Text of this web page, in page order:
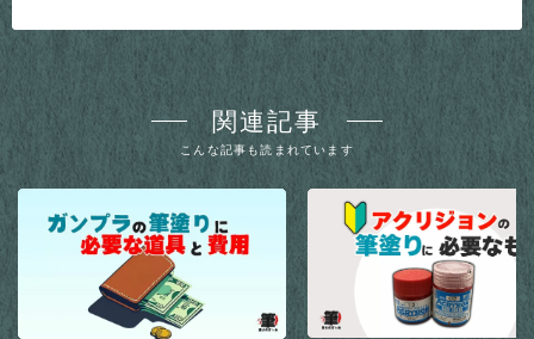
関連記事
こんな記事も読まれています